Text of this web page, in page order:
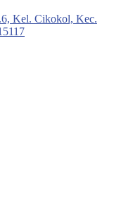
Kel. Cikokol, Kec.